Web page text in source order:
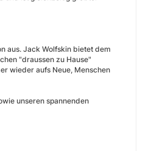
aus. Jack Wolfskin bietet dem
"draussen zu Hause"
wieder aufs Neue, Menschen
unseren spannenden